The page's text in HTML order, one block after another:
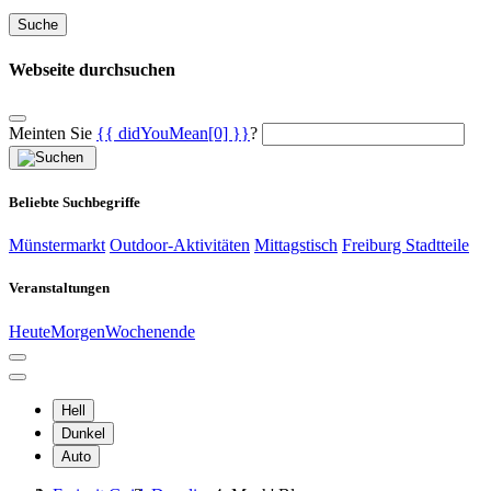
Suche
Webseite durchsuchen
Meinten Sie {{ didYouMean[0] }}?
Beliebte Suchbegriffe
Münstermarkt Outdoor-Aktivitäten Mittagstisch Freiburg Stadtteile
Veranstaltungen
HeuteMorgenWochenende
Hell
Dunkel
Auto